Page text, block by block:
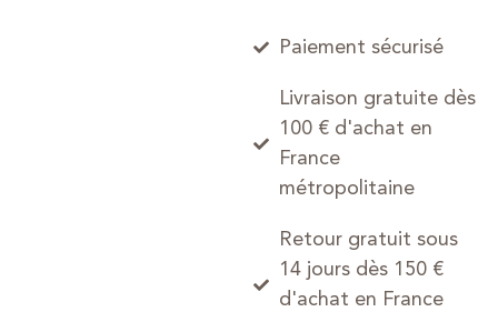
Paiement sécurisé
Livraison gratuite dès
100 € d'achat en
France
métropolitaine
Retour gratuit sous
14 jours dès 150 €
d'achat en France